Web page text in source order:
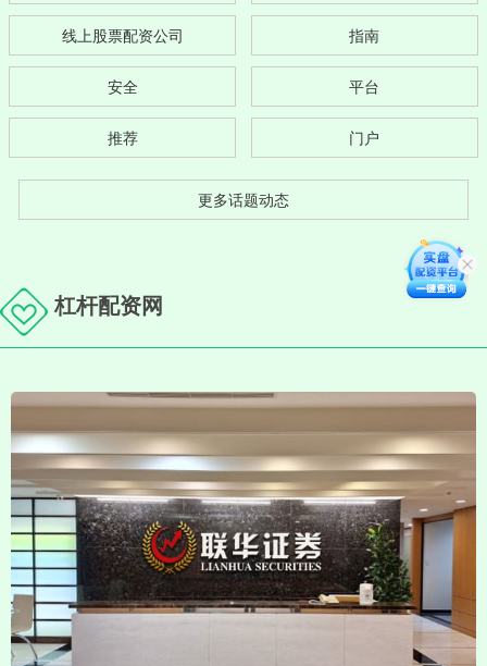
线上股票配资公司 指南
安全 平台
推荐 门户
更多话题动态
杠杆配资网